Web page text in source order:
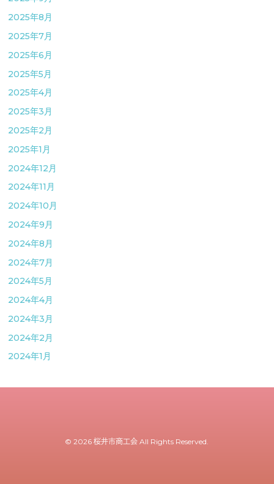
2025年8月
2025年7月
2025年6月
2025年5月
2025年4月
2025年3月
2025年2月
2025年1月
2024年12月
2024年11月
2024年10月
2024年9月
2024年8月
2024年7月
2024年5月
2024年4月
2024年3月
2024年2月
2024年1月
© 2026 桜井市商工会 All Rights Reserved.